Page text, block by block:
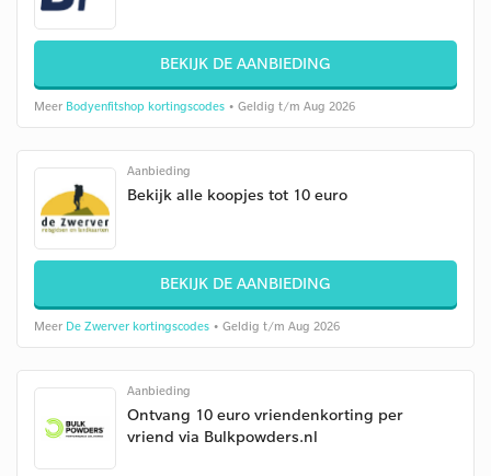
BEKIJK DE AANBIEDING
Meer Bodyenfitshop kortingscodes • Geldig t/m Aug 2026
Aanbieding
Bekijk alle koopjes tot 10 euro
BEKIJK DE AANBIEDING
Meer De Zwerver kortingscodes • Geldig t/m Aug 2026
Aanbieding
Ontvang 10 euro vriendenkorting per
vriend via Bulkpowders.nl